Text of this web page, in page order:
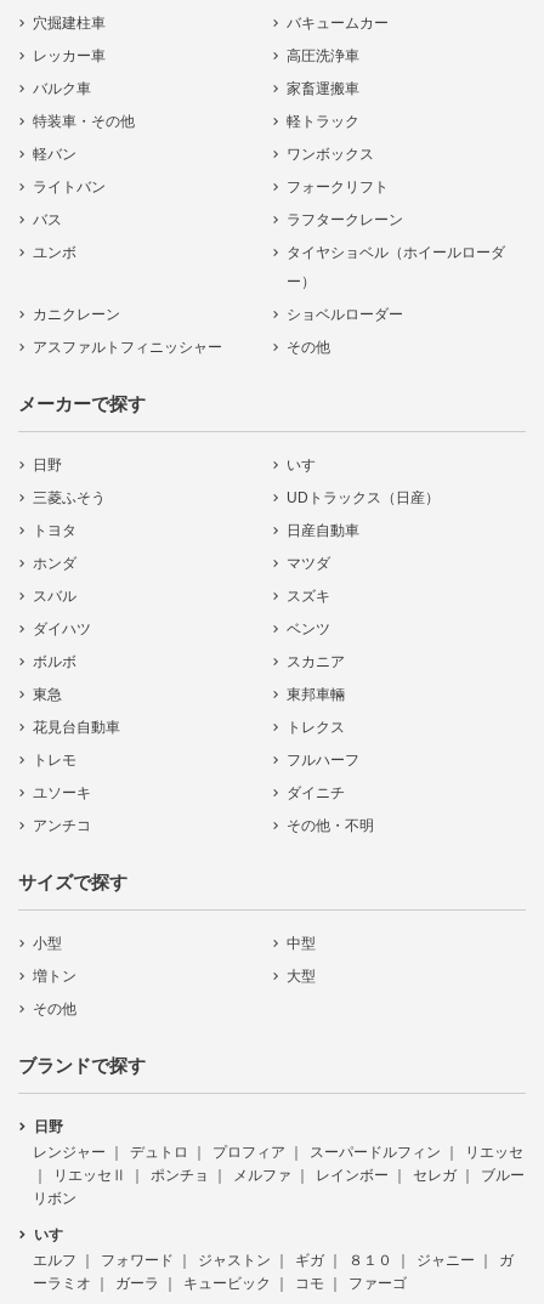
穴掘建柱車
バキュームカー
レッカー車
高圧洗浄車
バルク車
家畜運搬車
特装車・その他
軽トラック
軽バン
ワンボックス
ライトバン
フォークリフト
バス
ラフタークレーン
ユンボ
タイヤショベル（ホイールローダ
ー）
カニクレーン
ショベルローダー
アスファルトフィニッシャー
その他
メーカーで探す
日野
いすゞ
三菱ふそう
UDトラックス（日産）
トヨタ
日産自動車
ホンダ
マツダ
スバル
スズキ
ダイハツ
ベンツ
ボルボ
スカニア
東急
東邦車輛
花見台自動車
トレクス
トレモ
フルハーフ
ユソーキ
ダイニチ
アンチコ
その他・不明
サイズで探す
小型
中型
増トン
大型
その他
ブランドで探す
日野
レンジャー
デュトロ プロフィア スーパードルフィン
リエッセ
リエッセⅡ
ポンチョ メルファ レインボー セレガ
ブルー
リボン
いすゞ
エルフ
フォワード ジャストン ギガ ８１０ ジャニー
ガ
ーラミオ
ガーラ キュービック コモ ファーゴ